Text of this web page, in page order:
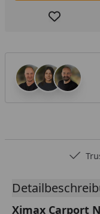
Produkt
Ximax Carport